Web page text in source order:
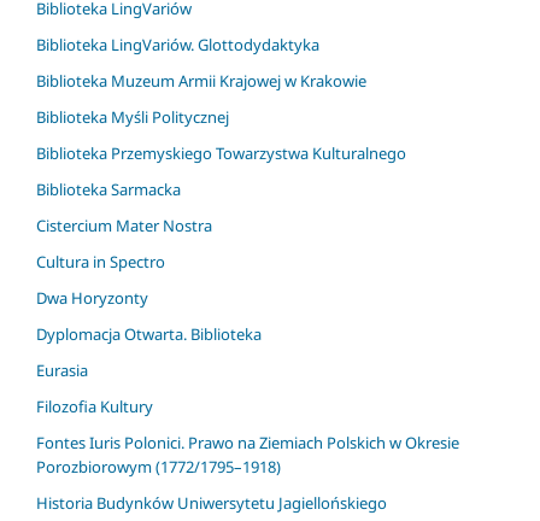
Biblioteka LingVariów
Biblioteka LingVariów. Glottodydaktyka
Biblioteka Muzeum Armii Krajowej w Krakowie
Biblioteka Myśli Politycznej
Biblioteka Przemyskiego Towarzystwa Kulturalnego
Biblioteka Sarmacka
Cistercium Mater Nostra
Cultura in Spectro
Dwa Horyzonty
Dyplomacja Otwarta. Biblioteka
Eurasia
Filozofia Kultury
Fontes Iuris Polonici. Prawo na Ziemiach Polskich w Okresie
Porozbiorowym (1772/1795–1918)
Historia Budynków Uniwersytetu Jagiellońskiego